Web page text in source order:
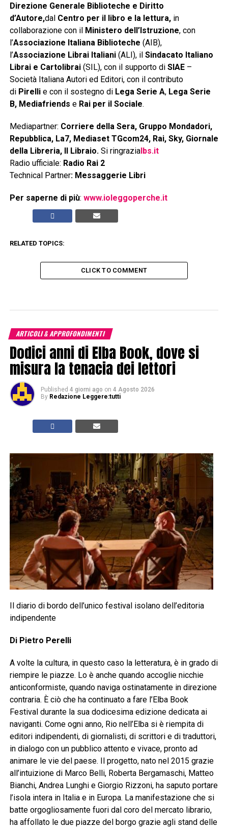
Direzione Generale Biblioteche e Diritto
d’Autore,dal Centro per il libro e la lettura, in
collaborazione con il Ministero dell’Istruzione, con
l’Associazione Italiana Biblioteche (AIB),
l’Associazione Librai Italiani (ALI), il Sindacato Italiano
Librai e Cartolibrai (SIL), con il supporto di SIAE–
Società Italiana Autori ed Editori, con il contributo
di Pirellie con il sostegno di Lega Serie A, Lega Serie
B, Mediafriends e Rai per il Sociale.
Mediapartner: Corriere della Sera, Gruppo Mondadori,
Repubblica, La7, Mediaset TGcom24, Rai, Sky, Giornale
della Libreria, Il Libraio. Si ringraziaIbs.it
Radio ufficiale: Radio Rai 2
Technical Partner: Messaggerie Libri
Per saperne di più: www.ioleggoperche.it
RELATED TOPICS:
CLICK TO COMMENT
ARTICOLI & APPROFONDIMENTI
Dodici anni di Elba Book, dove si
misura la tenacia dei lettori
Published 4 giorni ago on 4 Agosto 2026
By Redazione Leggere:tutti
Il diario di bordo dell’unico festival isolano dell’editoria
indipendente
Di Pietro Perelli
A volte la cultura, in questo caso la letteratura, è in grado di
riempire le piazze. Lo è anche quando accoglie nicchie
anticonformiste, quando naviga ostinatamente in direzione
contraria. È ciò che ha continuato a fare l’Elba Book
Festival durante la sua dodicesima edizione dedicata ai
naviganti. Come ogni anno, Rio nell’Elba si è riempita di
editori indipendenti, di giornalisti, di scrittori e di traduttori,
in dialogo con un pubblico attento e vivace, pronto ad
animare le vie del paese. Il progetto, nato nel 2015 grazie
all’intuizione di Marco Belli, Roberta Bergamaschi, Matteo
Bianchi, Andrea Lunghi e Giorgio Rizzoni, ha saputo portare
l’isola intera in Italia e in Europa. La manifestazione che si
batte orgogliosamente fuori dal coro del mercato librario,
ha affollato le due piazze del borgo grazie agli stand delle